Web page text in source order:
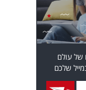
של עולם
שלכם